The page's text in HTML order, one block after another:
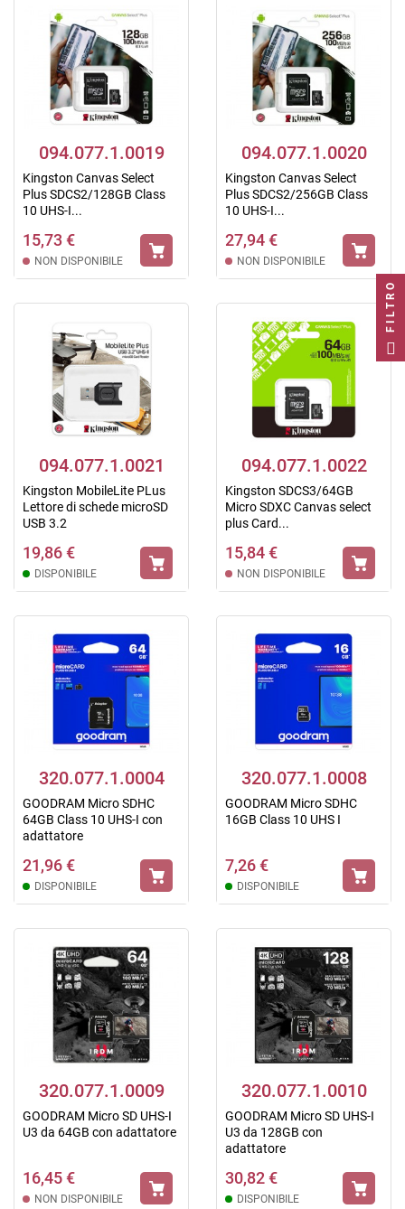
094.077.1.0019
Kingston Canvas Select
Plus SDCS2/128GB Class
10 UHS-I...
15,73 €
NON DISPONIBILE
094.077.1.0020
Kingston Canvas Select
Plus SDCS2/256GB Class
10 UHS-I...
27,94 €
NON DISPONIBILE
094.077.1.0021
Kingston MobileLite PLus
Lettore di schede microSD
USB 3.2
19,86 €
DISPONIBILE
094.077.1.0022
Kingston SDCS3/64GB
Micro SDXC Canvas select
plus Card...
15,84 €
NON DISPONIBILE
320.077.1.0004
GOODRAM Micro SDHC
64GB Class 10 UHS-I con
adattatore
21,96 €
DISPONIBILE
320.077.1.0008
GOODRAM Micro SDHC
16GB Class 10 UHS I
7,26 €
DISPONIBILE
320.077.1.0009
GOODRAM Micro SD UHS-I
U3 da 64GB con adattatore
16,45 €
NON DISPONIBILE
320.077.1.0010
GOODRAM Micro SD UHS-I
U3 da 128GB con
adattatore
30,82 €
DISPONIBILE
FILTRO